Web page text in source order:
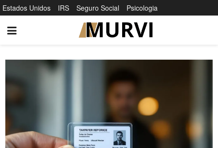
Estados Unidos IRS Seguro Social Psicologia